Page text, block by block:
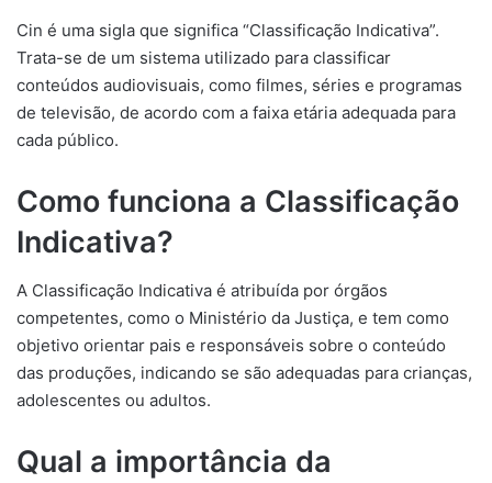
Cin é uma sigla que significa “Classificação Indicativa”.
Trata-se de um sistema utilizado para classificar
conteúdos audiovisuais, como filmes, séries e programas
de televisão, de acordo com a faixa etária adequada para
cada público.
Como funciona a Classificação
Indicativa?
A Classificação Indicativa é atribuída por órgãos
competentes, como o Ministério da Justiça, e tem como
objetivo orientar pais e responsáveis sobre o conteúdo
das produções, indicando se são adequadas para crianças,
adolescentes ou adultos.
Qual a importância da